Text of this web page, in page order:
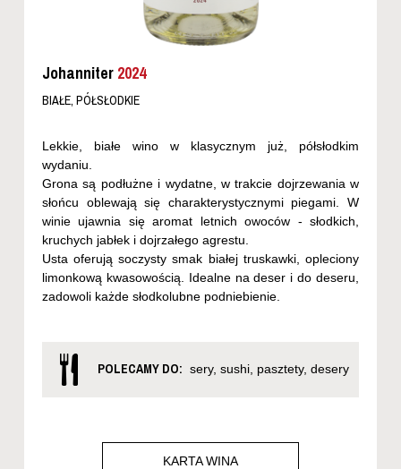
Johanniter 2024
BIAŁE, PÓŁSŁODKIE
Lekkie, białe wino w klasycznym już, półsłodkim
wydaniu.
Grona są podłużne i wydatne, w trakcie dojrzewania w
słońcu oblewają się charakterystycznymi piegami. W
winie ujawnia się aromat letnich owoców - słodkich,
kruchych jabłek i dojrzałego agrestu.
Usta oferują soczysty smak białej truskawki, opleciony
limonkową kwasowością. Idealne na deser i do deseru,
zadowoli każde słodkolubne podniebienie.
POLECAMY DO: sery, sushi, pasztety, desery
KARTA WINA